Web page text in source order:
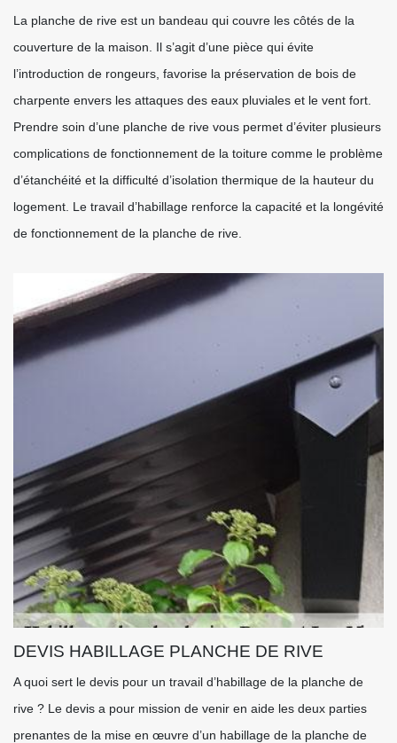
La planche de rive est un bandeau qui couvre les côtés de la
couverture de la maison. Il s’agit d’une pièce qui évite
l’introduction de rongeurs, favorise la préservation de bois de
charpente envers les attaques des eaux pluviales et le vent fort.
Prendre soin d’une planche de rive vous permet d’éviter plusieurs
complications de fonctionnement de la toiture comme le problème
d’étanchéité et la difficulté d’isolation thermique de la hauteur du
logement. Le travail d’habillage renforce la capacité et la longévité
de fonctionnement de la planche de rive.
DEVIS HABILLAGE PLANCHE DE RIVE
A quoi sert le devis pour un travail d’habillage de la planche de
rive ? Le devis a pour mission de venir en aide les deux parties
prenantes de la mise en œuvre d’un habillage de la planche de